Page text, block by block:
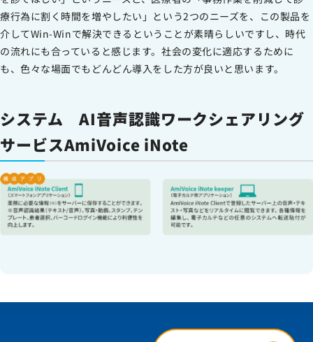
療行為に割く時間を増やしたい」という2つのニーズを、この製品を
介してWin-Winで解決できるということが素晴らしいですし、時代
の流れにも合っていると感じます。社会の変化に適応するために
も、色々な場面でもどんどん導入をした方が良いと思います。
システム AI音声認識ワークシェアリング
サービスAmiVoice iNote